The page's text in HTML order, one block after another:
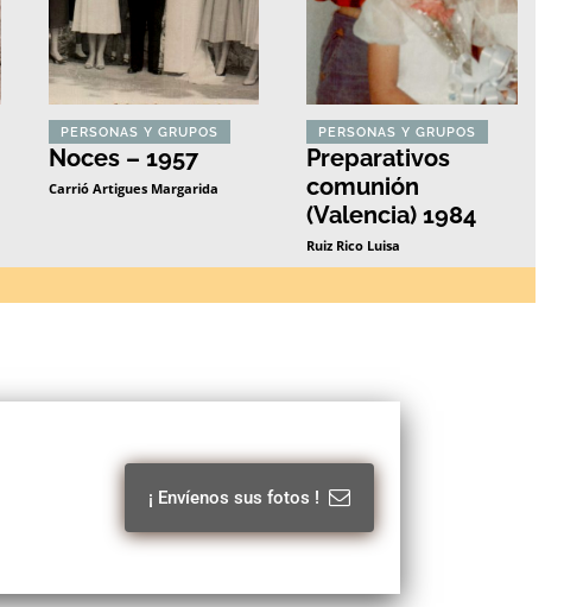
PERSONAS Y GRUPOS
Noces – 1957
Carrió Artigues Margarida
PERSONAS Y GRUPOS
Preparativos
comunión
(Valencia) 1984
Ruiz Rico Luisa
¡ Envíenos sus fotos !